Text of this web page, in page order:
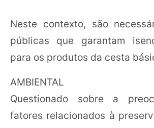
Neste contexto, são
públicas que garantam
para os produtos da cesta
AMBIENTAL
Questionado sobre a
fatores relacionados à